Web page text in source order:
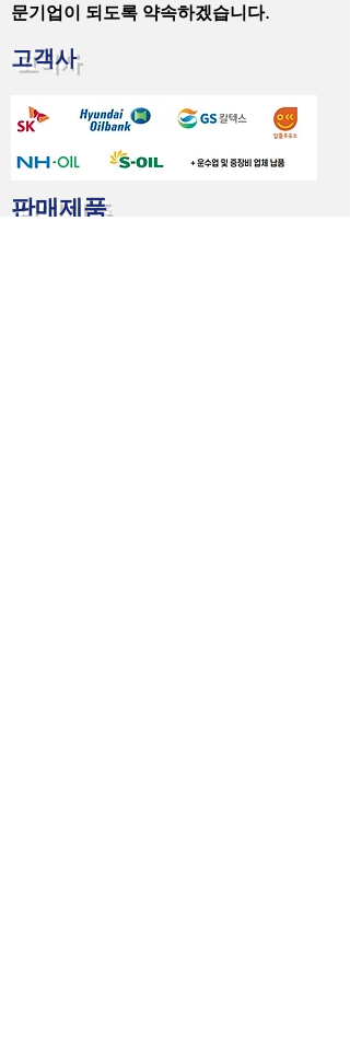
문기업이 되도록 약속하겠습니다.
고객사
판매제품